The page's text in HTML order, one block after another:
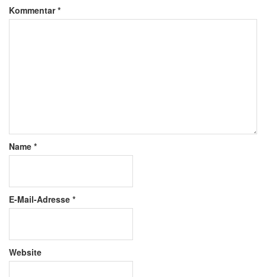
Kommentar*
Name *
E-Mail-Adresse *
Website